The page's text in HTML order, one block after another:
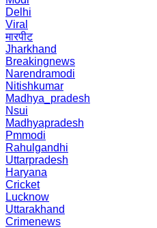
Delhi
Viral
मारपीट
Jharkhand
Breakingnews
Narendramodi
Nitishkumar
Madhya_pradesh
Nsui
Madhyapradesh
Pmmodi
Rahulgandhi
Uttarpradesh
Haryana
Cricket
Lucknow
Uttarakhand
Crimenews